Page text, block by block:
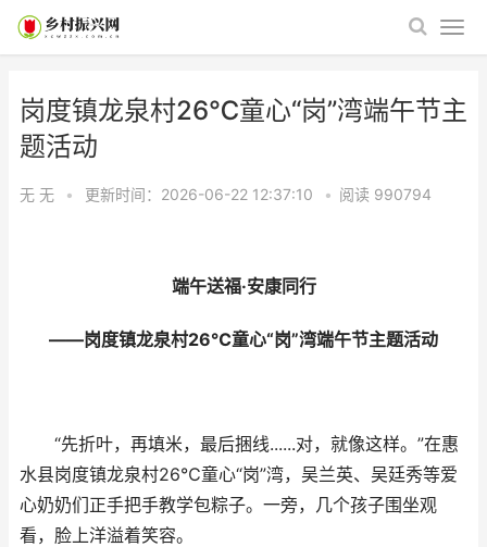
岗度镇龙泉村26℃童心“岗”湾端午节主
题活动
无 无 • 更新时间：2026-06-22 12:37:10 • 阅读 990794
端午送福·安康同行
——岗度镇龙泉村26℃童心“岗”湾端午节主题活动
“先折叶，再填米，最后捆线......对，就像这样。”在惠
水县岗度镇龙泉村26℃童心“岗”湾，吴兰英、吴廷秀等爱
心奶奶们正手把手教学包粽子。一旁，几个孩子围坐观
看，脸上洋溢着笑容。